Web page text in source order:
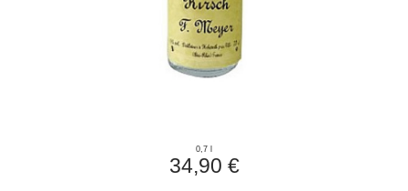
0,7 l
34,90 €